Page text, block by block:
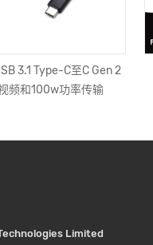
3.1 Type-C至C Gen 2
频和100w功率传输
Limited